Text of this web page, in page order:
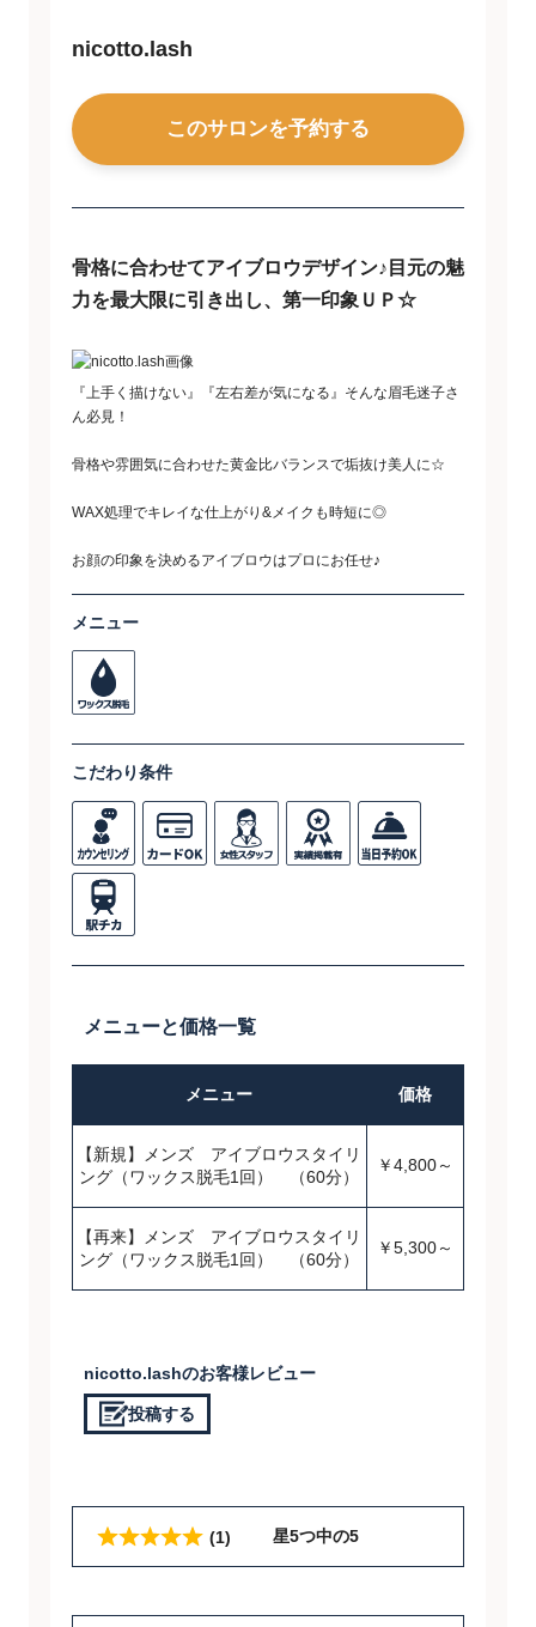
nicotto.lash
このサロンを予約する
骨格に合わせてアイブロウデザイン♪目元の魅
力を最大限に引き出し、第一印象ＵＰ☆
『上手く描けない』『左右差が気になる』そんな眉毛迷子さ
ん必見！
骨格や雰囲気に合わせた黄金比バランスで垢抜け美人に☆
WAX処理でキレイな仕上がり&メイクも時短に◎
お顔の印象を決めるアイブロウはプロにお任せ♪
メニュー
こだわり条件
メニューと価格一覧
メニュー 価格
【新規】メンズ アイブロウスタイリ
ング（ワックス脱毛1回） （60分）
￥4,800～
【再来】メンズ アイブロウスタイリ
ング（ワックス脱毛1回） （60分）
￥5,300～
nicotto.lashのお客様レビュー
投稿する
(1) 星5つ中の5